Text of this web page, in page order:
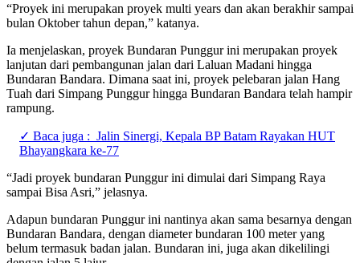
“Proyek ini merupakan proyek multi years dan akan berakhir sampai
bulan Oktober tahun depan,” katanya.
Ia menjelaskan, proyek Bundaran Punggur ini merupakan proyek
lanjutan dari pembangunan jalan dari Laluan Madani hingga
Bundaran Bandara. Dimana saat ini, proyek pelebaran jalan Hang
Tuah dari Simpang Punggur hingga Bundaran Bandara telah hampir
rampung.
✓ Baca juga : Jalin Sinergi, Kepala BP Batam Rayakan HUT
Bhayangkara ke-77
“Jadi proyek bundaran Punggur ini dimulai dari Simpang Raya
sampai Bisa Asri,” jelasnya.
Adapun bundaran Punggur ini nantinya akan sama besarnya dengan
Bundaran Bandara, dengan diameter bundaran 100 meter yang
belum termasuk badan jalan. Bundaran ini, juga akan dikelilingi